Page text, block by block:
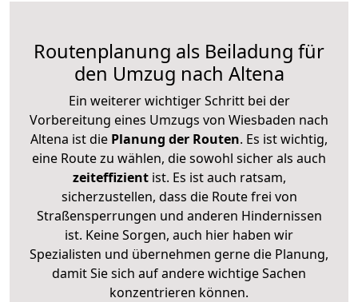
Routenplanung als Beiladung für
den Umzug nach Altena
Ein weiterer wichtiger Schritt bei der
Vorbereitung eines Umzugs von Wiesbaden nach
Altena ist die Planung der Routen. Es ist wichtig,
eine Route zu wählen, die sowohl sicher als auch
zeiteffizientist. Es ist auch ratsam,
sicherzustellen, dass die Route frei von
Straßensperrungen und anderen Hindernissen
ist. Keine Sorgen, auch hier haben wir
Spezialisten und übernehmen gerne die Planung,
damit Sie sich auf andere wichtige Sachen
konzentrieren können.